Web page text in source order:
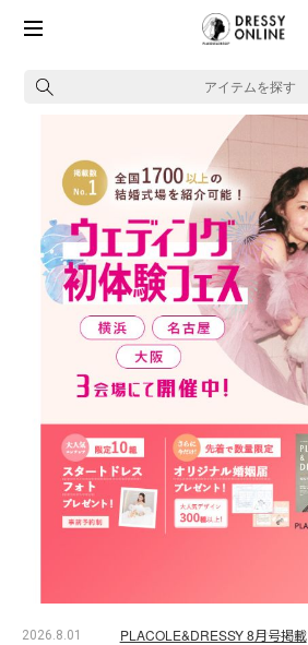
アイテムを探す
2026.8.01 PLACOLE&DRESSY 8月号掲載